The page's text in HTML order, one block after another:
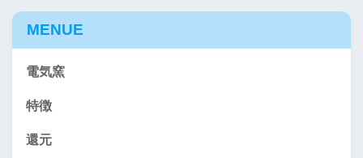
MENUE
電気窯
特徴
還元